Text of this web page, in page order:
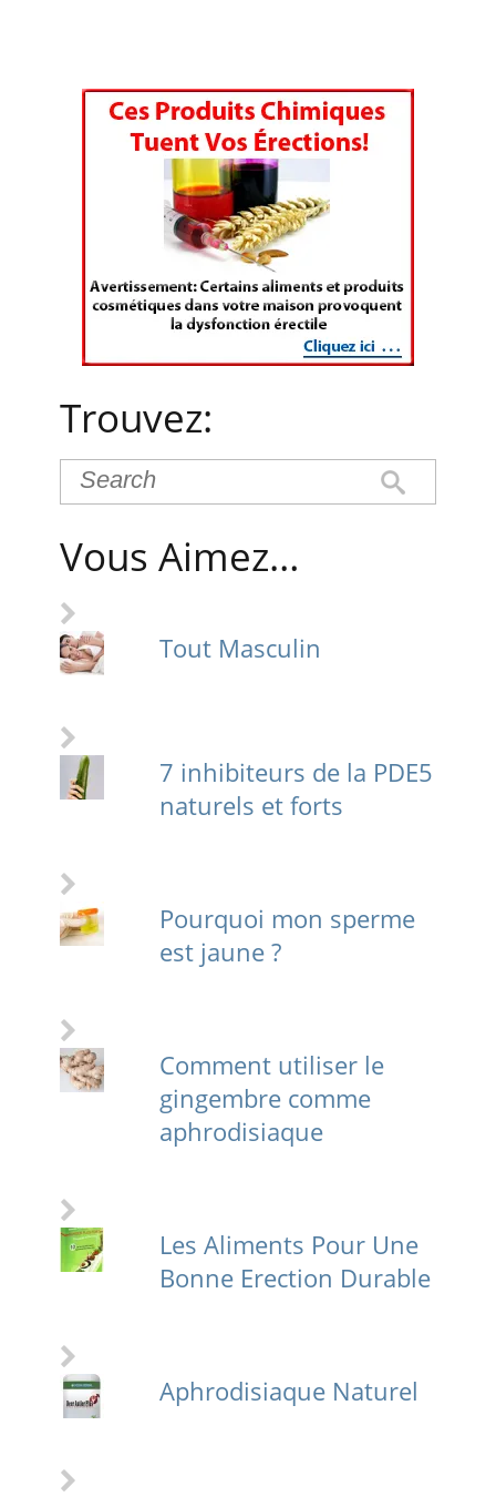
Trouvez:
Vous Aimez…
Tout Masculin
7 inhibiteurs de la PDE5
naturels et forts
Pourquoi mon sperme
est jaune ?
Comment utiliser le
gingembre comme
aphrodisiaque
Les Aliments Pour Une
Bonne Erection Durable
Aphrodisiaque Naturel